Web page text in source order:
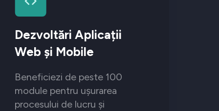
Dezvoltări Aplicații
Web și Mobile
Beneficiezi de peste 100
module pentru ușurarea
procesului de lucru și